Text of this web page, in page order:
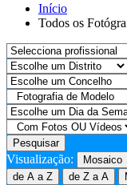
Início
Todos os
Pesquisar
Visualização: Mosaico
de A a Z
de Z a A